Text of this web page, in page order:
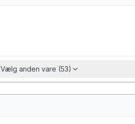
Vælg anden vare (53)